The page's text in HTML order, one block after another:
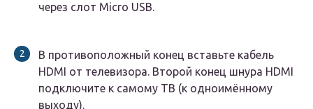
через слот Micro USB.
В противоположный конец вставьте кабель
HDMI от телевизора. Второй конец шнура HDMI
подключите к самому ТВ (к одноимённому
выходу).